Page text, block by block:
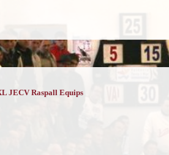
JECV Raspall Equips